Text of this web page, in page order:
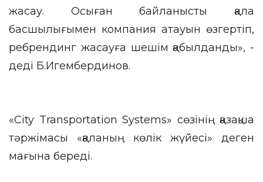
жасау. Осыған байланысты қала
басшылығымен компания атауын өзгертіп,
ребрендинг жасауға шешім қабылданды», -
деді Б.Игембердинов.
«City Transportation Systems» сөзінің қазақша
тәржімасы «қаланың көлік жүйесі» деген
мағына береді.